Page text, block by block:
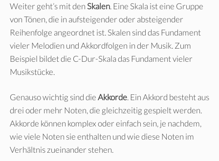
Weiter geht’s mit denSkalen. Eine Skala ist eine Gruppe
von Tönen, die in aufsteigender oder absteigender
Reihenfolge angeordnet ist. Skalen sind das Fundament
vieler Melodien und Akkordfolgen in der Musik. Zum
Beispiel bildet die C-Dur-Skala das Fundament vieler
Musikstücke.
Genauso wichtig sind dieAkkorde. Ein Akkord besteht aus
drei oder mehr Noten, die gleichzeitig gespielt werden.
Akkorde können komplex oder einfach sein, je nachdem,
wie viele Noten sie enthalten und wie diese Noten im
Verhältnis zueinander stehen.